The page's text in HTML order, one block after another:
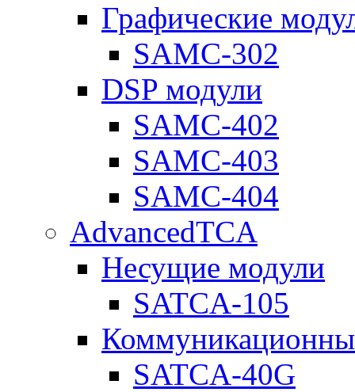
Графические
SAMC-302
DSP модули
SAMC-402
SAMC-403
SAMC-404
AdvancedTCA
Несущие модули
SATCA-105
SATCA-40G